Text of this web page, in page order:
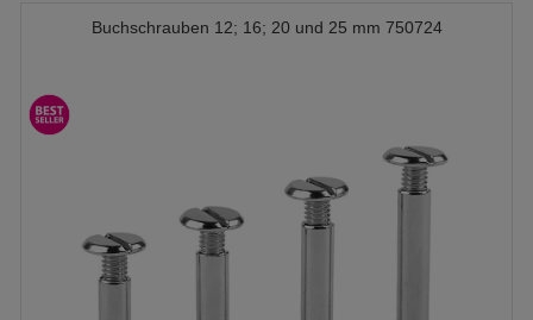
Buchschrauben 12; 16; 20 und 25 mm 750724